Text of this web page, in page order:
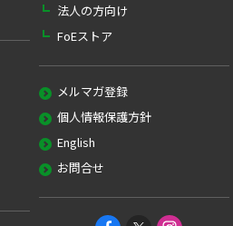
法人の方向け
FoEストア
メルマガ登録
個人情報保護方針
English
お問合せ